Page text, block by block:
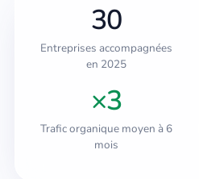
30
Entreprises accompagnées
en 2025
×3
Trafic organique moyen à 6
mois